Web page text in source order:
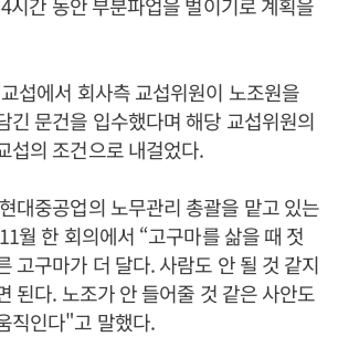
섭에서 회사측 교섭위원이 노조원을
긴 문건을 입수했다며 해당 교섭위원의
섭의 조건으로 내걸었다.
대중공업의 노무관리 총괄을 맡고 있는
월 한 회의에서 “고구마를 삶을 때 젓
고구마가 더 달다. 사람도 안 될 것 같지
된다. 노조가 안 들어줄 것 같은 사안도
직인다"고 말했다.